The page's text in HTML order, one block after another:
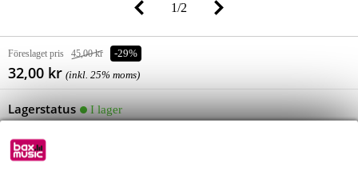
1/2
Föreslaget pris 45,00 kr -29%
32,00 kr (inkl. 25% moms)
Lagerstatus
I lager
(och det finns fortfarande gott om lager hos leverantören)